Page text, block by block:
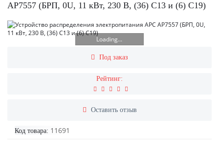
AP7557 (БРП, 0U, 11 кВт, 230 В, (36) C13 и (6) C19)
Loading...
Под заказ
Рейтинг:
Оставить отзыв
Код товара: 11691